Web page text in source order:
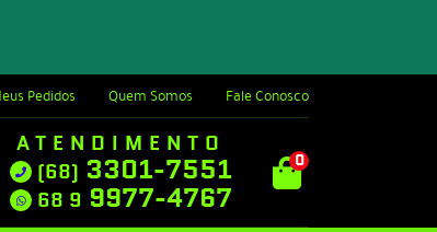
Pedidos Quem Somos Fale Conosco
ATENDIMENTO
(68) 3301-7551
68 9 9977-4767
0